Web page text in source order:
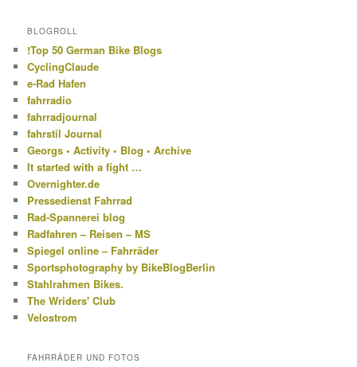
BLOGROLL
!Top 50 German Bike Blogs
CyclingClaude
e-Rad Hafen
fahrradio
fahrradjournal
fahrstil Journal
Georgs • Activity • Blog • Archive
It started with a fight …
Overnighter.de
Pressedienst Fahrrad
Rad-Spannerei blog
Radfahren – Reisen – MS
Spiegel online – Fahrräder
Sportsphotography by BikeBlogBerlin
Stahlrahmen Bikes.
The Wriders' Club
Velostrom
FAHRRÄDER UND FOTOS